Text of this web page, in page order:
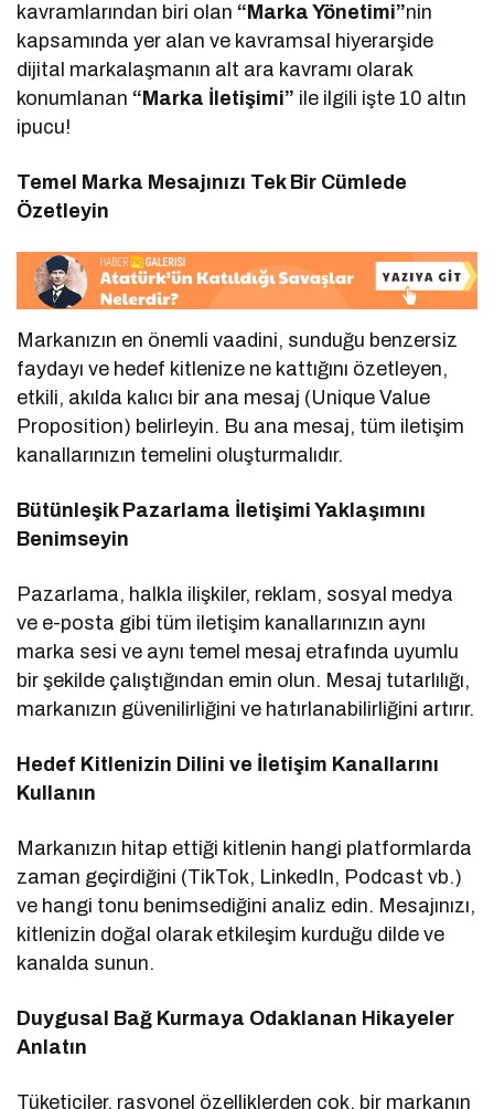
kavramlarından biri olan “Marka Yönetimi”nin
kapsamında yer alan ve kavramsal hiyerarşide
dijital markalaşmanın alt ara kavramı olarak
konumlanan “Marka İletişimi” ile ilgili işte 10 altın
ipucu!
Temel Marka Mesajınızı Tek Bir Cümlede
Özetleyin
Markanızın en önemli vaadini, sunduğu benzersiz
faydayı ve hedef kitlenize ne kattığını özetleyen,
etkili, akılda kalıcı bir ana mesaj (Unique Value
Proposition) belirleyin. Bu ana mesaj, tüm iletişim
kanallarınızın temelini oluşturmalıdır.
Bütünleşik Pazarlama İletişimi Yaklaşımını
Benimseyin
Pazarlama, halkla ilişkiler, reklam, sosyal medya
ve e-posta gibi tüm iletişim kanallarınızın aynı
marka sesi ve aynı temel mesaj etrafında uyumlu
bir şekilde çalıştığından emin olun. Mesaj tutarlılığı,
markanızın güvenilirliğini ve hatırlanabilirliğini artırır.
Hedef Kitlenizin Dilini ve İletişim Kanallarını
Kullanın
Markanızın hitap ettiği kitlenin hangi platformlarda
zaman geçirdiğini (TikTok, LinkedIn, Podcast vb.)
ve hangi tonu benimsediğini analiz edin. Mesajınızı,
kitlenizin doğal olarak etkileşim kurduğu dilde ve
kanalda sunun.
Duygusal Bağ Kurmaya Odaklanan Hikayeler
Anlatın
Tüketiciler, rasyonel özelliklerden çok, bir markanın